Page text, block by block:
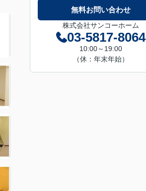
無料お問い合わせ
株式会社サンコーホーム
03-5817-8064
10:00～19:00
（休：年末年始）